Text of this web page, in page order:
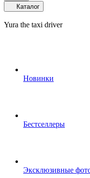
Каталог
Yura the taxi driver
Новинки
Бестселлеры
Эксклюзивные